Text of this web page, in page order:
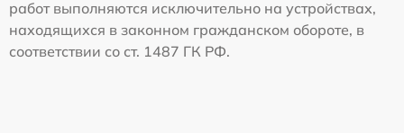
работ выполняются исключительно на устройствах,
находящихся в законном гражданском обороте, в
соответствии со ст. 1487 ГК РФ.